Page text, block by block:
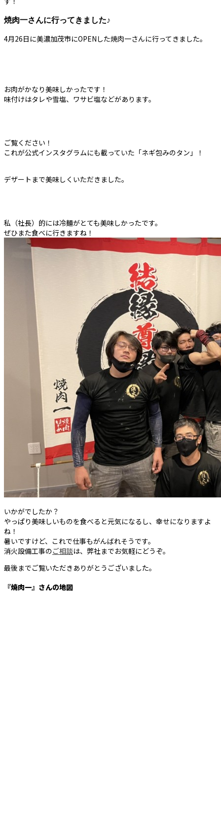
焼肉一さんに行ってきました♪
4月26日に美濃加茂市にOPENした焼肉一さんに行ってきました。
お肉がかなり美味しかったです！
味付けはタレや雪塩、ワサビ塩などがあります。
ご覧ください！
これが公式インスタグラムにも載っていた「ネギ包みのタン」！
デザートまで美味しくいただきました。
私（社長）的には冷麺がとても美味しかったです。
ぜひまた食べに行きますね！
いかがでしたか？
やっぱり美味しいものを食べると元気になるし、幸せになりますよ
ね！
暑いですけど、これで仕事もがんばれそうです。
消火設備工事のご相談は、弊社までお気軽にどうぞ。
最後までご覧いただきありがとうございました。
『焼肉一』さんの地図